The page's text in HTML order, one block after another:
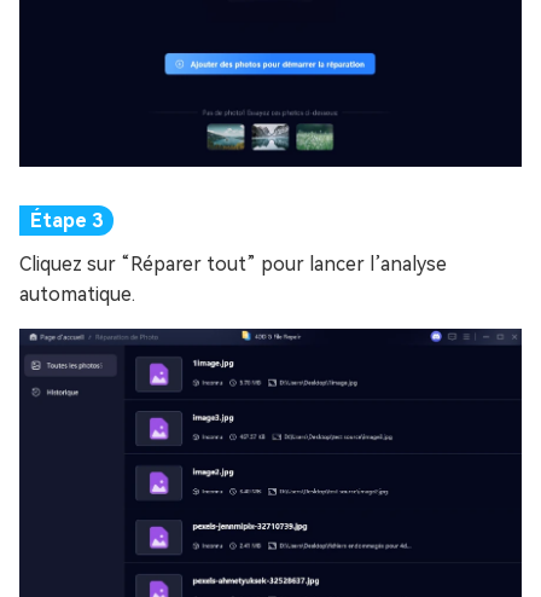
Cliquez sur “Réparer tout” pour lancer l’analyse
automatique.